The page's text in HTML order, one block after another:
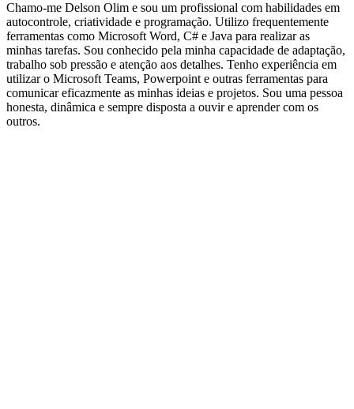
Chamo-me Delson Olim e sou um profissional com habilidades em
autocontrole, criatividade e programação. Utilizo frequentemente
ferramentas como Microsoft Word, C# e Java para realizar as
minhas tarefas. Sou conhecido pela minha capacidade de adaptação,
trabalho sob pressão e atenção aos detalhes. Tenho experiência em
utilizar o Microsoft Teams, Powerpoint e outras ferramentas para
comunicar eficazmente as minhas ideias e projetos. Sou uma pessoa
honesta, dinâmica e sempre disposta a ouvir e aprender com os
outros.